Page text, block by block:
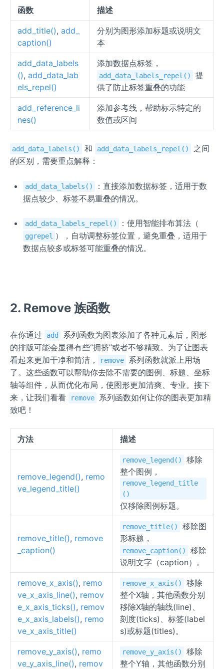
函数 描述
add_title(), add_
caption()
分别为图形添加标题或说明文
本
add_data_labels
(), add_data_lab
els_repel()
添加数据点标签，
add_data_labels_repel()
提
供了防止标签重叠的功能
add_reference_li
nes()
添加参考线，帮助标示特定的
数值或区间
add_data_labels() 和 add_data_labels_repel()
之间
的区别，需要重点解释：
add_data_labels()
：直接添加数据标签，适用于数
据点较少、标签不易重叠的情况。
add_data_labels_repel() ：使用智能排布算法（
ggrepel ），自动调整标签位置，避免重叠，适用于
数据点较多或标签可能重叠的情况。
2. Remove 族函数
在你通过 add
系列函数为图表添加了各种元素后，图形
的排版可能会显得有些“拥挤”或者不够精致。为了让图表
看起来更加干净和简洁，
remove
系列函数就派上用场
了。这些函数可以帮助你去除不需要的图例、标题、坐标
轴等组件，从而优化布局，使图形更加清爽、专业。接下
来，让我们看看
remove
系列函数如何让你的图表更加精
致吧！
方法 描述
remove_legend(), remo
ve_legend_title()
remove_legend()
移除
整个图例，
remove_legend_title
()
仅移除图例标题。
remove_title(), remove
_caption()
remove_title()
移除图
形标题，
remove_caption()
移除
说明文字（caption）。
remove_x_axis(), remo
ve_x_axis_line(), remov
e_x_axis_ticks(), remov
e_x_axis_labels(), remo
ve_x_axis_title()
remove_x_axis()
移除
整个X轴，其他函数分别
移除X轴的轴线(line)、
刻度(ticks)、标签(label
s)或标题(titles)。
remove_y_axis(), remo
ve_y_axis_line(), remov
remove_y_axis()
移除
整个Y轴，其他函数分别